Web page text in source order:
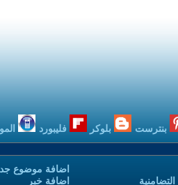
بنترست بلوكر فليبورد
اضافة موضوع
اضافة خبر